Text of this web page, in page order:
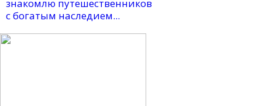
знакомлю путешественников
с богатым наследием...